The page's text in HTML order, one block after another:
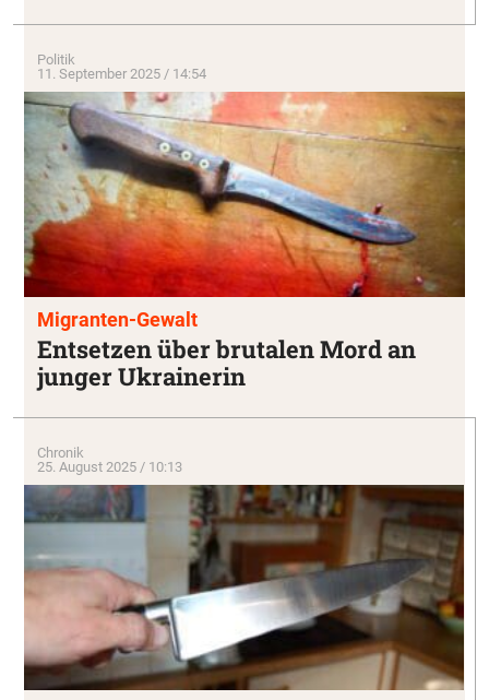
Politik
11. September 2025 / 14:54
Migranten-Gewalt
Entsetzen über brutalen Mord an
junger Ukrainerin
Chronik
25. August 2025 / 10:13